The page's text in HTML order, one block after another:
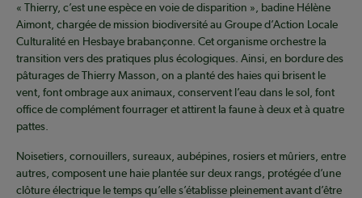
« Thierry, c’est une espèce en voie de disparition », badine Hélène
Aimont, chargée de mission biodiversité au Groupe d’Action Locale
Culturalité en Hesbaye brabançonne. Cet organisme orchestre la
transition vers des pratiques plus écologiques. Ainsi, en bordure des
pâturages de Thierry Masson, on a planté des haies qui brisent le
vent, font ombrage aux animaux, conservent l’eau dans le sol, font
office de complément fourrager et attirent la faune à deux et à quatre
pattes.
Noisetiers, cornouillers, sureaux, aubépines, rosiers et mûriers, entre
autres, composent une haie plantée sur deux rangs, protégée d’une
clôture électrique le temps qu’elle s’établisse pleinement avant d’être